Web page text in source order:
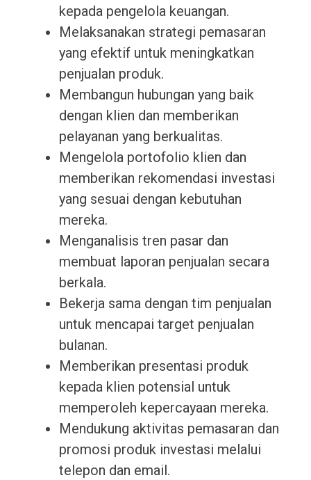
kepada pengelola keuangan.
Melaksanakan strategi pemasaran
yang efektif untuk meningkatkan
penjualan produk.
Membangun hubungan yang baik
dengan klien dan memberikan
pelayanan yang berkualitas.
Mengelola portofolio klien dan
memberikan rekomendasi investasi
yang sesuai dengan kebutuhan
mereka.
Menganalisis tren pasar dan
membuat laporan penjualan secara
berkala.
Bekerja sama dengan tim penjualan
untuk mencapai target penjualan
bulanan.
Memberikan presentasi produk
kepada klien potensial untuk
memperoleh kepercayaan mereka.
Mendukung aktivitas pemasaran dan
promosi produk investasi melalui
telepon dan email.